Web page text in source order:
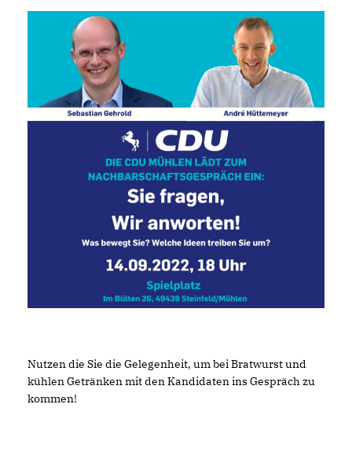
Nutzen die Sie die Gelegenheit, um bei Bratwurst und
kühlen Getränken mit den Kandidaten ins Gespräch zu
kommen!